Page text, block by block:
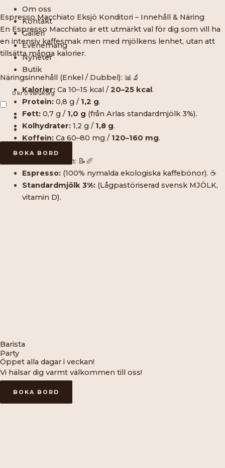
Om oss
Kontakt
Galleri
Evenemang
Nyheter
Butik
0kr 0 Varukorg
BOKA BORD
Espresso Macchiato Eksjö Konditori – Innehåll & Näring
En Espresso Macchiato är ett utmärkt val för dig som vill ha
en intensiv kaffesmak men med mjölkens lenhet, utan att
tillsätta många kalorier.
Näringsinnehåll (Enkel / Dubbel): 📊🔬
Kalorier:Ca 10–15 kcal / 20–25 kcal .
Protein:0,8 g / 1,2 g.
Fett:0,7 g / 1,0 g (från Arlas standardmjölk 3%).
Kolhydrater:1,2 g / 1,8 g.
Koffein:Ca 60–80 mg / 120–160 mg.
Innehållsdeklaration: 📝🥖
Espresso:(100% nymalda ekologiska kaffebönor). ☕️
Standardmjölk 3%:(Lågpastöriserad svensk MJÖLK,
vitamin D).
Barista
Party
Öppet alla dagar i veckan!
Vi hälsar dig varmt välkommen till oss!
BOKA BORD